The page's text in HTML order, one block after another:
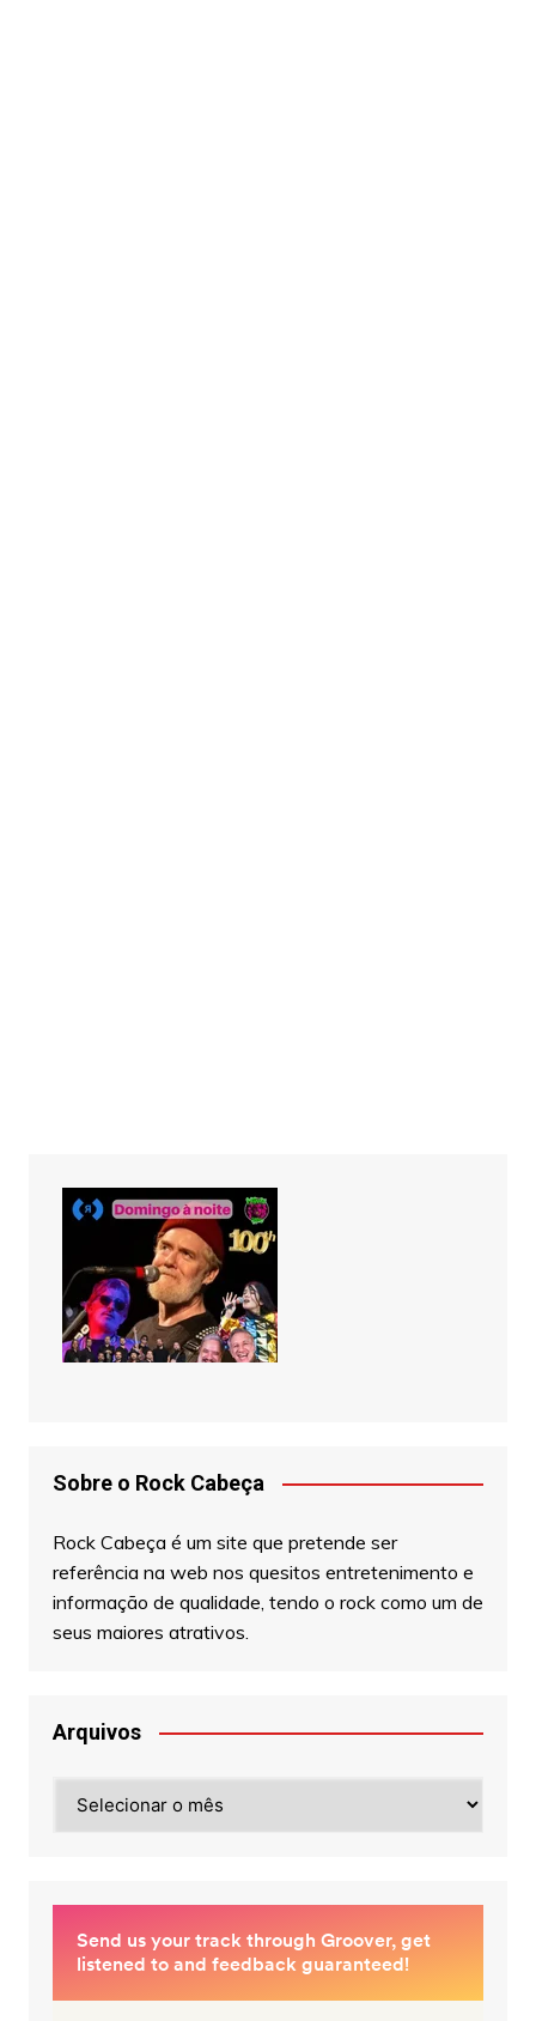
Sobre o Rock Cabeça
Rock Cabeça é um site que pretende ser
referência na web nos quesitos entretenimento e
informação de qualidade, tendo o rock como um de
seus maiores atrativos.
Arquivos